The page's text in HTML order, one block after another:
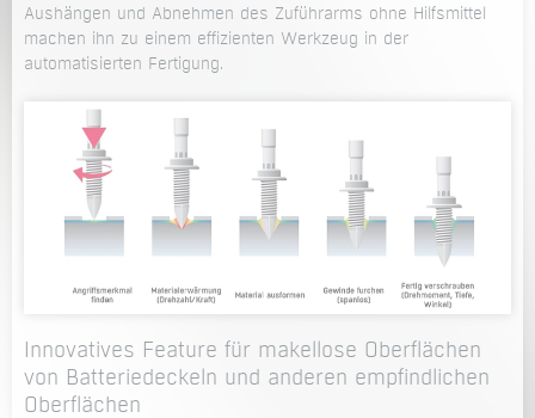
Aushängen und Abnehmen des Zuführarms ohne Hilfsmittel
machen ihn zu einem effizienten Werkzeug in der
automatisierten Fertigung.
Innovatives Feature für makellose Oberflächen
von Batteriedeckeln und anderen empfindlichen
Oberflächen